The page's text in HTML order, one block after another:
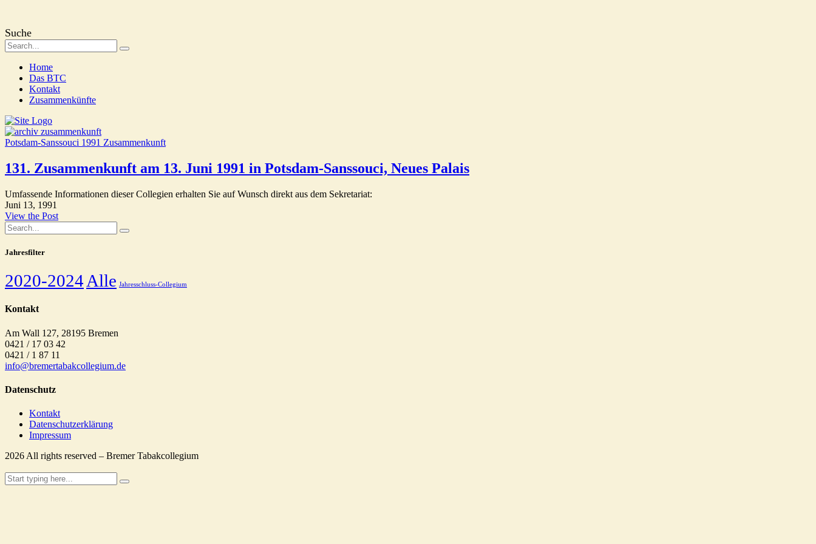
Suche
Home
Das BTC
Kontakt
Zusammenkünfte
Potsdam-Sanssouci 1991 Zusammenkunft
131. Zusammenkunft am 13. Juni 1991 in Potsdam-Sanssouci, Neues Palais
Umfassende Informationen dieser Collegien erhalten Sie auf Wunsch direkt aus dem Sekretariat:
Juni 13, 1991
View the Post
Jahresfilter
2020-2024 Alle Jahresschluss-Collegium
Kontakt
Am Wall 127, 28195 Bremen
0421 / 17 03 42
0421 / 1 87 11
info@bremertabakcollegium.de
Datenschutz
Kontakt
Datenschutzerklärung
Impressum
2026 All rights reserved – Bremer Tabakcollegium